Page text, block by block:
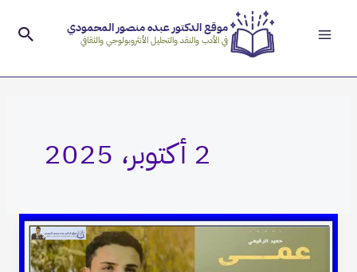
Menu
موقع الدكتور عبده منصور المحمودي
في الأدب والنقد والتحليل الأنثروبولوجي والثقافي
2 أكتوبر، 2025
المرأة
والتغريبة